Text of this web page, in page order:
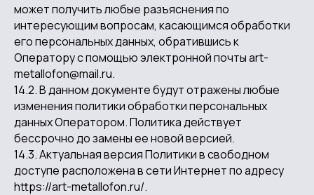
может получить любые разъяснения по
интересующим вопросам, касающимся обработки
его персональных данных, обратившись к
Оператору с помощью электронной почты art-
metallofon@mail.ru.
14.2. В данном документе будут отражены любые
изменения политики обработки персональных
данных Оператором. Политика действует
бессрочно до замены ее новой версией.
14.3. Актуальная версия Политики в свободном
доступе расположена в сети Интернет по адресу
https://art-metallofon.ru/.